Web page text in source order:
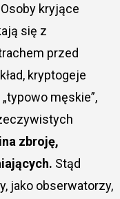
kryjące
się z
przed
kryptogeje
męskie”,
zbroję,
Stąd
jako obserwatorzy,